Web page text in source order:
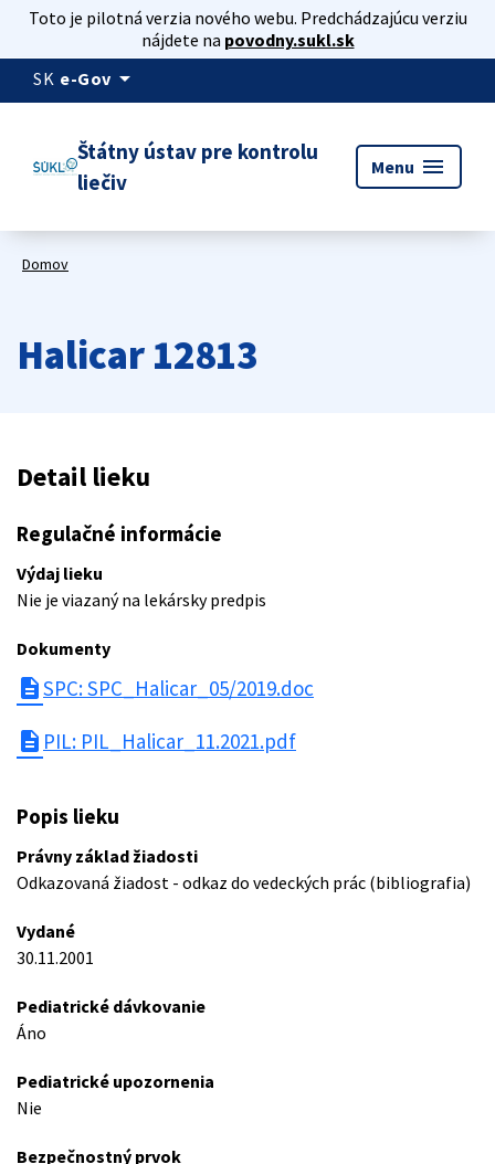
Toto je pilotná verzia nového webu. Predchádzajúcu verziu
nájdete na povodny.sukl.sk
SK e-Gov arrow_drop_down
Štátny ústav pre kontrolu
liečiv
Menu menu
Domov
Halicar 12813
Detail lieku
Regulačné informácie
Výdaj lieku
Nie je viazaný na lekársky predpis
Dokumenty
descriptionSPC: SPC_Halicar_05/2019.doc
description PIL: PIL_Halicar_11.2021.pdf
Popis lieku
Právny základ žiadosti
Odkazovaná žiadost - odkaz do vedeckých prác (bibliografia)
Vydané
30.11.2001
Pediatrické dávkovanie
Áno
Pediatrické upozornenia
Nie
Bezpečnostný prvok